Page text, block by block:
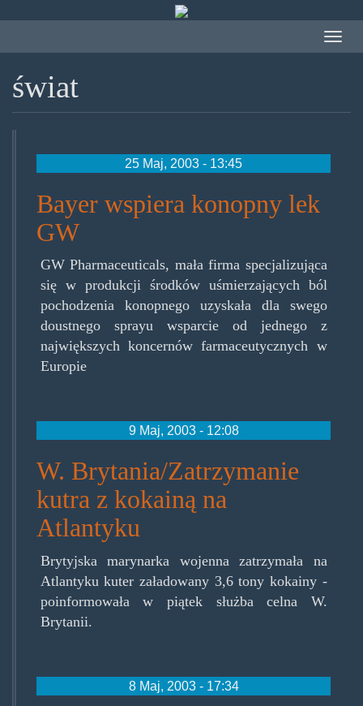
treści
Toggle
świat
25 Maj, 2003 - 13:45
Bayer wspiera konopny lek
GW
GW Pharmaceuticals, mała firma specjalizująca
się w produkcji środków uśmierzających ból
pochodzenia konopnego uzyskała dla swego
doustnego sprayu wsparcie od jednego z
największych koncernów farmaceutycznych w
Europie
9 Maj, 2003 - 12:08
W. Brytania/Zatrzymanie
kutra z kokainą na
Atlantyku
Brytyjska marynarka wojenna zatrzymała na
Atlantyku kuter załadowany 3,6 tony kokainy -
poinformowała w piątek służba celna W.
Brytanii.
8 Maj, 2003 - 17:34